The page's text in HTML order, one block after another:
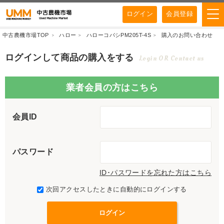
ログイン 会員登録
中古農機市場TOP ハロー ハローコバシPM205T-4S 購入のお問い合わせ
ログインして商品の購入をする Login OR Contact us
業者会員の方はこちら
会員ID
パスワード
ID･パスワードを忘れた方はこちら
次回アクセスしたときに自動的にログインする